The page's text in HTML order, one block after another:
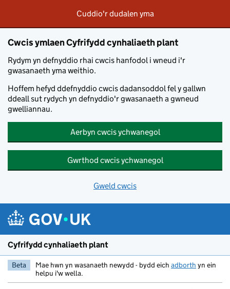
Cuddio'r dudalen ymaAllanfa
Cwcis ymlaen Cyfrifydd cynhaliaeth plant
Rydym yn defnyddio rhai cwcis hanfodol i wneud i'r
gwasanaeth yma weithio.
Hoffem hefyd ddefnyddio cwcis dadansoddol fel y gallwn
ddeall sut rydych yn defnyddio'r gwasanaeth a gwneud
gwelliannau.
Aerbyn cwcis ychwanegol
Gwrthod cwcis ychwanegol
Gweld cwcis
Cyfrifydd cynhaliaeth plant
Beta Mae hwn yn wasanaeth newydd - bydd eich adborth yn ein
helpu i'w wella.